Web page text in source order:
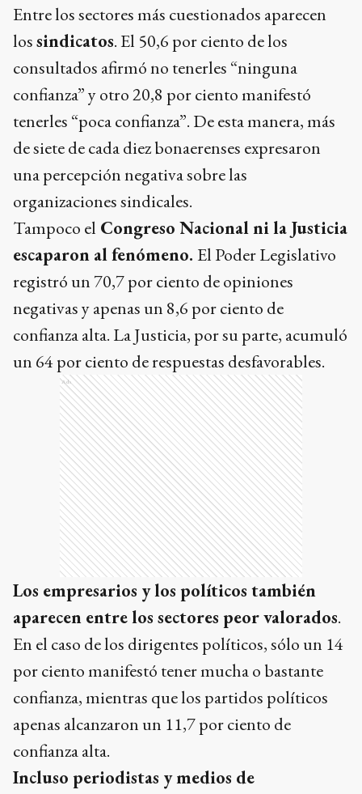
Entre los sectores más cuestionados aparecen
lossindicatos. El 50,6 por ciento de los
consultados afirmó no tenerles “ninguna
confianza” y otro 20,8 por ciento manifestó
tenerles “poca confianza”. De esta manera, más
de siete de cada diez bonaerenses expresaron
una percepción negativa sobre las
organizaciones sindicales.
Tampoco el Congreso Nacional ni la Justicia
escaparon al fenómeno. El Poder Legislativo
registró un 70,7 por ciento de opiniones
negativas y apenas un 8,6 por ciento de
confianza alta. La Justicia, por su parte, acumuló
un 64 por ciento de respuestas desfavorables.
Ads
Los empresarios y los políticos también
aparecen entre los sectores peor valorados.
En el caso de los dirigentes políticos, sólo un 14
por ciento manifestó tener mucha o bastante
confianza, mientras que los partidos políticos
apenas alcanzaron un 11,7 por ciento de
confianza alta.
Incluso periodistas y medios de